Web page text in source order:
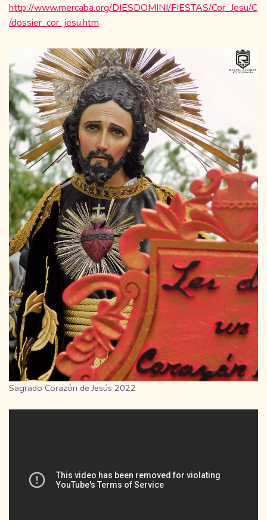
http://www.mercaba.org/DIESDOMINI/FIESTAS/Cor_Jesu/C
/dossier_cor_jesu.htm
Sagrado Corazón de Jesús 2022